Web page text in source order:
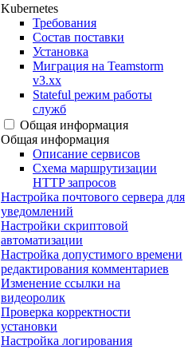
Kubernetes
Требования
Состав поставки
Установка
Миграция на Teamstorm
v3.xx
Stateful режим работы
служб
Общая информация
Общая информация
Описание сервисов
Схема маршрутизации
HTTP запросов
Настройка почтового сервера для
уведомлений
Настройки скриптовой
автоматизации
Настройка допустимого времени
редактирования комментариев
Изменение ссылки на
видеоролик
Проверка корректности
установки
Настройка логирования